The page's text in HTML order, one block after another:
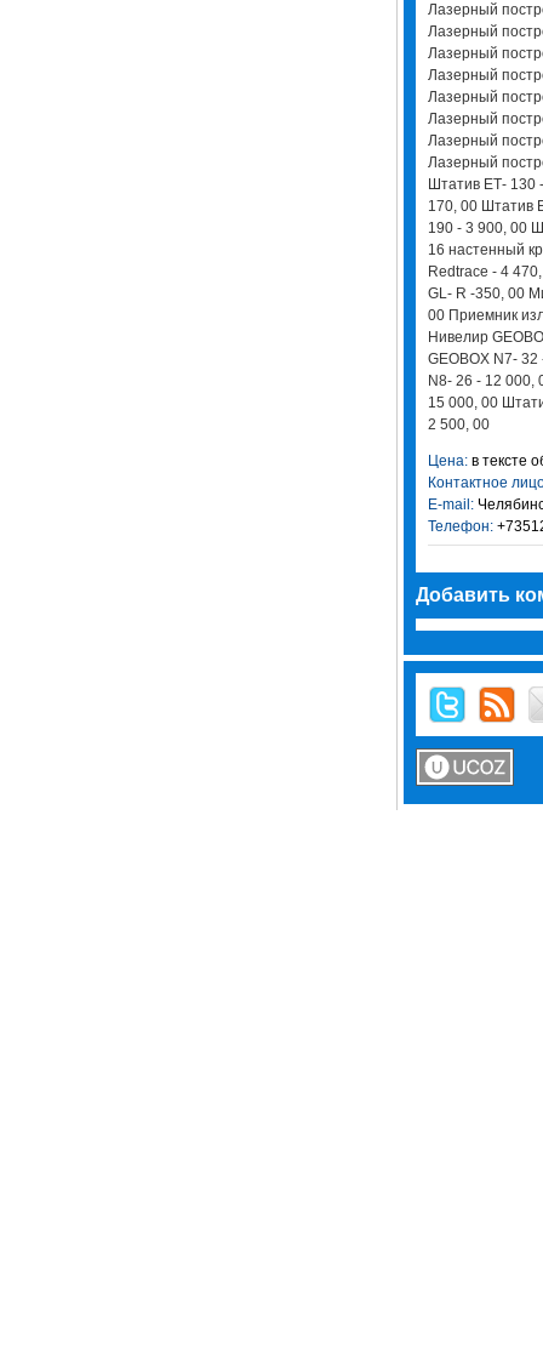
Лазерный
Лазерный
Лазерный
Лазерный
Лазерный
Лазерный
Лазерный
Лазерный
Штатив ЕТ- 130
170, 00 Штатив
190 - 3 900, 00
16 настенный
Redtrace - 4
GL- R -350, 00
00 Приемник
Нивелир
GEOBOX N7-
N8- 26 - 12 000,
15 000, 00
2 500, 00
Цена:в тексте
Контактное
E-mail:
Телефон:
Добавить